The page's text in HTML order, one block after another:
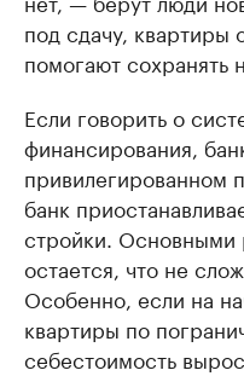
под сдачу, квартиры
помогают сохранять
Если говорить о
финансирования,
привилегированном
банк
стройки. Основными
остается, что не
Особенно, если на
квартиры по
себестоимость